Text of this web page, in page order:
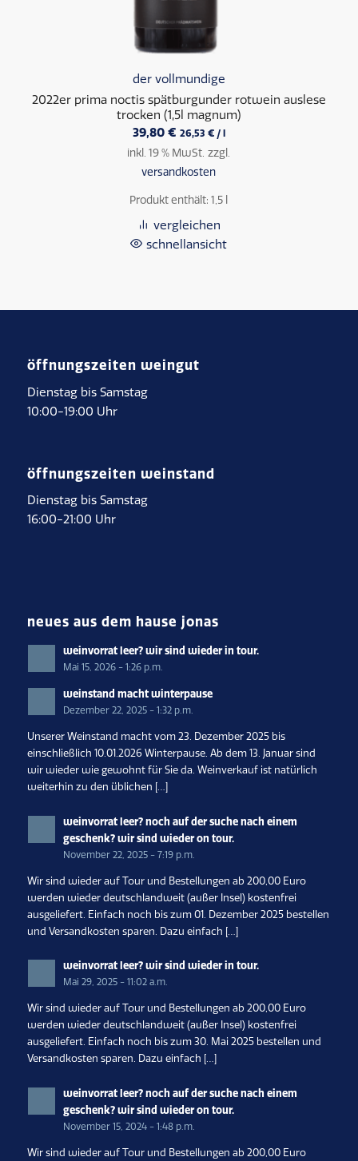
der vollmundige
2022er prima noctis spätburgunder rotwein auslese
trocken (1,5l magnum)
39,80 € 26,53 €/ l
inkl. 19 % MwSt. zzgl.
versandkosten
Produkt enthält: 1,5
vergleichen
schnellansicht
öffnungszeiten weingut
Dienstag bis Samstag
10:00-19:00 Uhr
öffnungszeiten weinstand
Dienstag bis Samstag
16:00-21:00 Uhr
neues aus dem hause jonas
weinvorrat leer? wir sind wieder in tour.
Mai 15, 2026 - 1:26 p.m.
weinstand macht winterpause
Dezember 22, 2025 - 1:32 p.m.
Unserer Weinstand macht vom 23. Dezember 2025 bis
einschließlich 10.01.2026 Winterpause. Ab dem 13. Januar sind
wir wieder wie gewohnt für Sie da. Weinverkauf ist natürlich
weiterhin zu den üblichen […]
weinvorrat leer? noch auf der suche nach einem
geschenk? wir sind wieder on tour.
November 22, 2025 - 7:19 p.m.
Wir sind wieder auf Tour und Bestellungen ab 200,00 Euro
werden wieder deutschlandweit (außer Insel) kostenfrei
ausgeliefert. Einfach noch bis zum 01. Dezember 2025 bestellen
und Versandkosten sparen. Dazu einfach […]
weinvorrat leer? wir sind wieder in tour.
Mai 29, 2025 - 11:02 a.m.
Wir sind wieder auf Tour und Bestellungen ab 200,00 Euro
werden wieder deutschlandweit (außer Insel) kostenfrei
ausgeliefert. Einfach noch bis zum 30. Mai 2025 bestellen und
Versandkosten sparen. Dazu einfach […]
weinvorrat leer? noch auf der suche nach einem
geschenk? wir sind wieder on tour.
November 15, 2024 - 1:48 p.m.
Wir sind wieder auf Tour und Bestellungen ab 200,00 Euro